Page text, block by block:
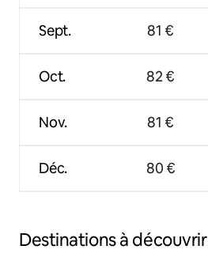
Sept.
Oct.
Nov.
Déc.
81 €
82 €
81 €
80 €
Destinations à découvrir